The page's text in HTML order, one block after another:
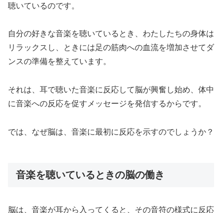
聴いているのです。
自分の好きな音楽を聴いているとき、わたしたちの身体は
リラックスし、ときには足の筋肉への血流を増加させてダ
ンスの準備を整えています。
それは、耳で聴いた音楽に反応して脳が興奮し始め、体中
に音楽への反応を促すメッセージを発信するからです。
では、なぜ脳は、音楽に最初に反応を示すのでしょうか？
音楽を聴いているときの脳の働き
脳は、音楽が耳から入ってくると、その音符の様式に反応